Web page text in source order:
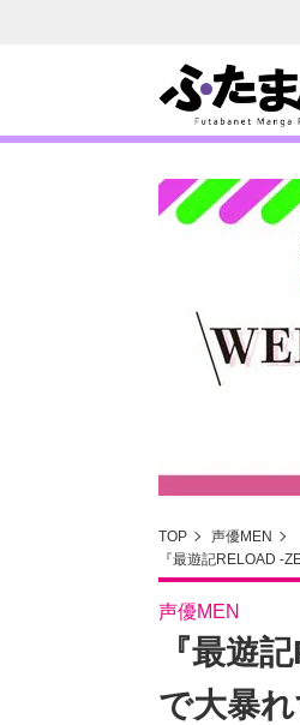
TOP
声優MEN
『最遊記RELOAD -
声優MEN
『最遊
で大暴